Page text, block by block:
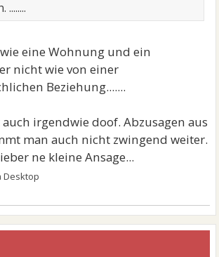
eine Wohnung und ein
nicht wie von einer
Beziehung.......
irgendwie doof. Abzusagen aus
man auch nicht zwingend weiter.
ne kleine Ansage...